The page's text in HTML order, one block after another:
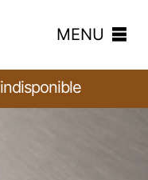
MENU
indisponible